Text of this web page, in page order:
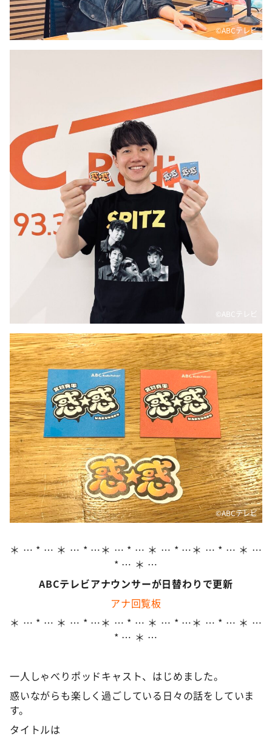
ＬＩＦＥ～夢のカタチ～
新婚さんいらっしゃい！
アナ回覧板
©ABCテレビ
©ABCテレビ
©ABCテレビ
＊ … * … ＊ … * …＊ … * … ＊ … * …＊ … * … ＊ …
* … ＊ …
ABCテレビアナウンサーが日替わりで更新
アナ回覧板
＊ … * … ＊ … * …＊ … * … ＊ … * …＊ … * … ＊ …
* … ＊ …
一人しゃべりポッドキャスト、はじめました。
惑いながらも楽しく過ごしている日々の話をしていま
す。
タイトルは